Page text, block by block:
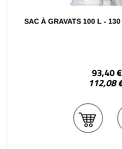
SAC À GRAVATS 100 L -
93,40
112,08